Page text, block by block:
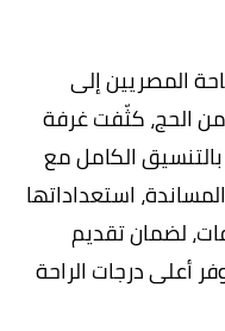
المصريين إلى
الحج، كثّفت غرفة
الكامل مع
استعداداتها
لضمان تقديم
أعلى درجات الراحة